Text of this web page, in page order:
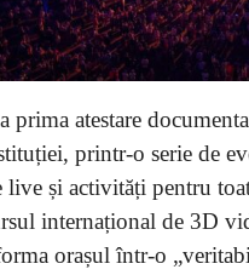
prima atestare
printr-o serie de
și activități pentru
internațional de 3D
orașul într-o